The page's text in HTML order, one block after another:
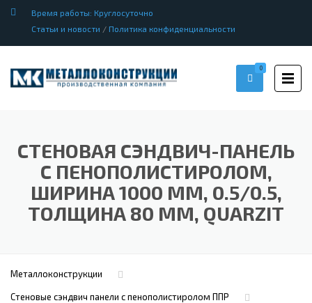
Время работы: Круглосуточно
Статьи и новости / Политика конфиденциальности
0
СТЕНОВАЯ СЭНДВИЧ-ПАНЕЛЬ
С ПЕНОПОЛИСТИРОЛОМ,
ШИРИНА 1000 ММ, 0.5/0.5,
ТОЛЩИНА 80 ММ, QUARZIT
Металлоконструкции
Стеновые сэндвич панели с пенополистиролом ППР